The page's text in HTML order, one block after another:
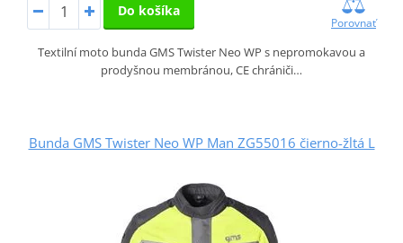
Do košíka
Porovnať
Textilní moto bunda GMS Twister Neo WP s nepromokavou a
prodyšnou membránou, CE chrániči…
Bunda GMS Twister Neo WP Man ZG55016 čierno-žltá L